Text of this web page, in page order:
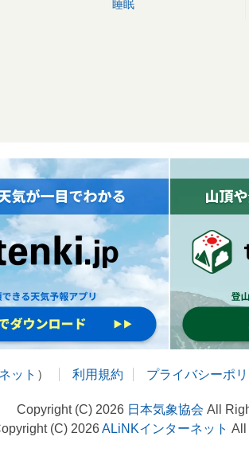
睡眠
ット ） 利用規約 プライバシーポ
Copyright (C) 2026 日本気象協会 All
(C) 2026ALiNKインターネット All